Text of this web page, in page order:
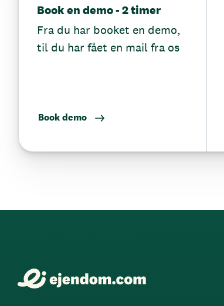
Book en demo - 2 timer
Fra du har booket en demo,
til du har fået en mail fra os
Book demo